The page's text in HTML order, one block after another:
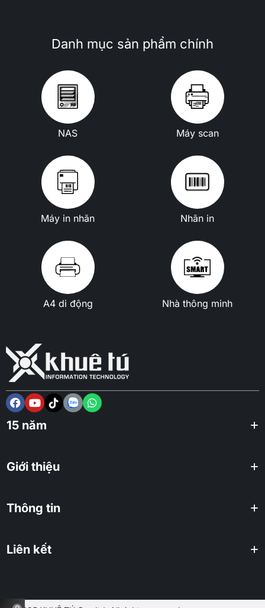
Danh mục sản phẩm chính
NAS Máy scan
Máy in nhãn Nhãn in
A4 di động Nhà thông minh
15 năm
Giới thiệu
Thông tin
Liên kết